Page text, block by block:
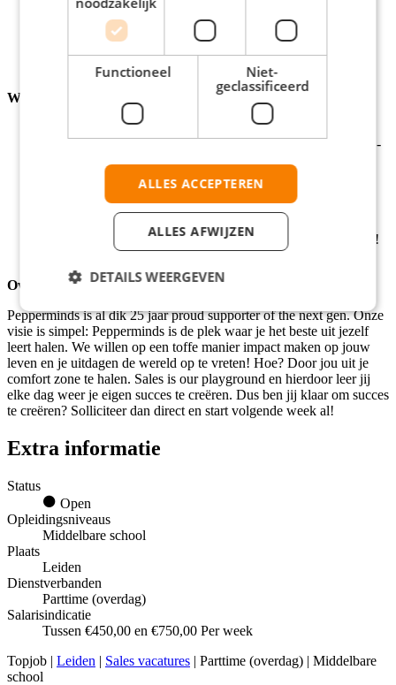
Enthousiast en gemotiveerd
Iemand die graag voor het beste resultaat wil gaan
Minimaal 1 dag per week beschikbaar
Er is geen minimale opleiding vereist
Minimaal 17 jaar
Wat wij bieden:
Een goed startsalaris én prestatiebonussen – gemiddeld
verdien je in de direct sales bij Pepperminds tussen de €150,-
Recruitmentbonussen tot wel €300,- per vriend die jij
aanbrengt – monetize your network! ;)
Opleiding- en trainingsprogramma’s van onze eigen
PepperAcademy
De leukste feestjes, borrels en evenementen – enjoy the ride!
Oneindige doorgroeimogelijkheden – dare to grow!
Over ons:
Pepperminds is al dik 25 jaar proud supporter of the next gen. Onze
visie is simpel: Pepperminds is de plek waar je het beste uit jezelf
leert halen. We willen op een toffe manier impact maken op jouw
leven en je uitdagen de wereld op te vreten! Hoe? Door jou uit je
comfort zone te halen. Sales is our playground en hierdoor leer jij
elke dag weer je eigen succes te creëren. Dus ben jij klaar om succes
te creëren? Solliciteer dan direct en start volgende week al!
Extra informatie
Status
Open
Opleidingsniveaus
Middelbare school
Plaats
Leiden
Dienstverbanden
Parttime (overdag)
Salarisindicatie
Tussen €450,00 en €750,00 Per week
Topjob | Leiden | Sales vacatures | Parttime (overdag) | Middelbare
school
Functioneel
Niet-
geclassificeerd
ALLES ACCEPTEREN
ALLES AFWIJZEN
DETAILS WEERGEVEN